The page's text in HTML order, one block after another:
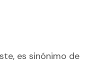
es sinónimo de